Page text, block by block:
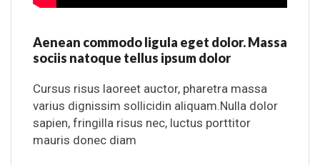
Aenean commodo ligula eget dolor. Massa
sociis natoque tellus ipsum dolor
Cursus risus laoreet auctor, pharetra massa
varius dignissim sollicidin aliquam.Nulla dolor
sapien, fringilla risus nec, luctus porttitor
mauris donec diam